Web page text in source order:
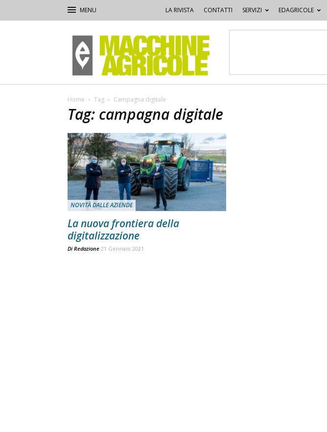
LA RIVISTA CONTATTI SERVIZI EDAGRICOLE
Macchine
Agricole
Home Tag Campagna digitale
Tag: campagna digitale
NOVITÀ DALLE AZIENDE
La nuova frontiera della
digitalizzazione
Di Redazione 21 Gennaio 2021